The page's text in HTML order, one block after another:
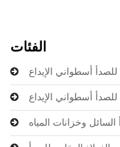
الفئات
أسطواني الإيداع
للصدأ أسطواني الإيداع
وخزانات المياه